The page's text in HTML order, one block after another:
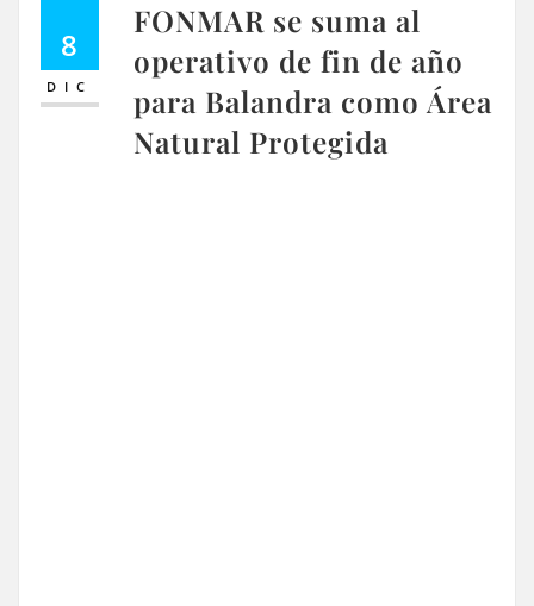
8
DIC
FONMAR se suma al
operativo de fin de año
para Balandra como Área
Natural Protegida